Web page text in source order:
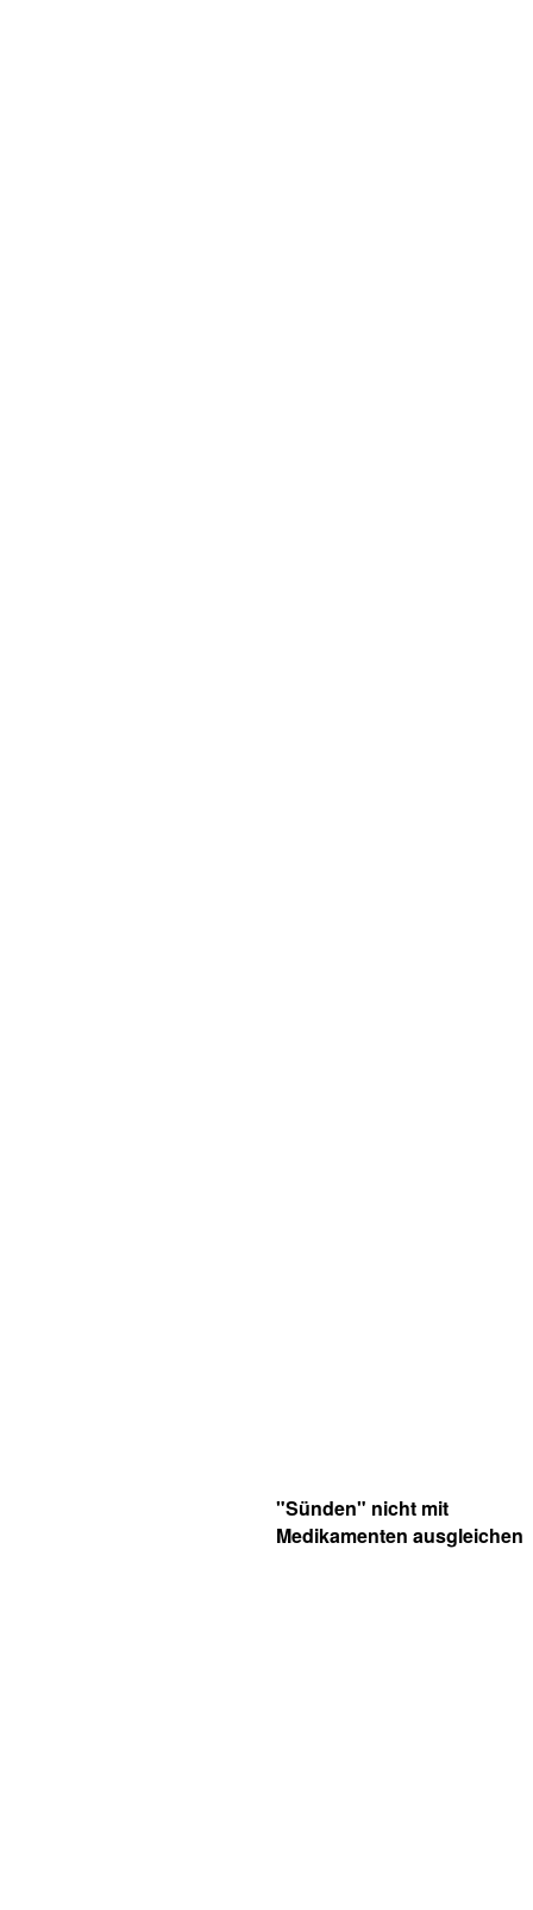
"Sünden" nicht mit
Medikamenten ausgleichen